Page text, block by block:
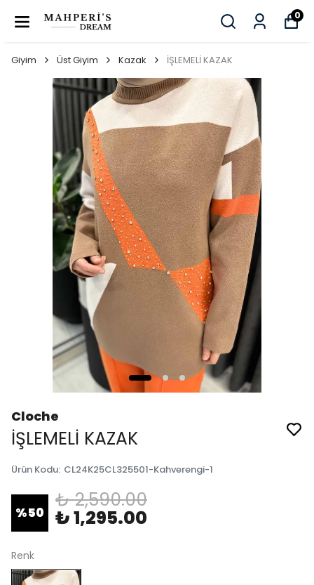
0
Giyim Üst Giyim Kazak İŞLEMELİ KAZAK
Cloche
İŞLEMELİ KAZAK
Ürün Kodu: CL24K25CL325501-Kahverengi-1
%50
₺ 2,590.00
₺ 1,295.00
Renk